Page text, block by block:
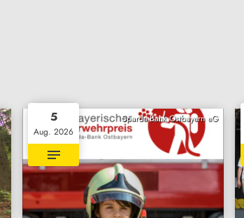
Sparda-Bank Ostbayern eG
5
Aug. 2026